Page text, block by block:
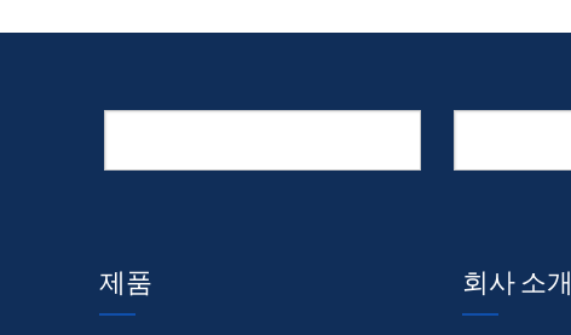
제품 회사 소개